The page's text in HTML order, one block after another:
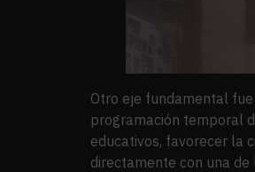
Otro eje fundamental
programación temporal
educativos, favorecer la
directamente con una